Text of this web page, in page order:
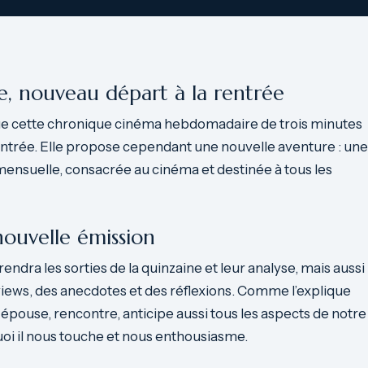
nouveau départ à la rentrée
cette chronique cinéma hebdomadaire de trois minutes
Elle propose cependant une nouvelle aventure : une
consacrée au cinéma et destinée à tous les
émission
les sorties de la quinzaine et leur analyse, mais aussi
des anecdotes et des réflexions. Comme l’explique
rencontre, anticipe aussi tous les aspects de notre
il nous touche et nous enthousiasme.